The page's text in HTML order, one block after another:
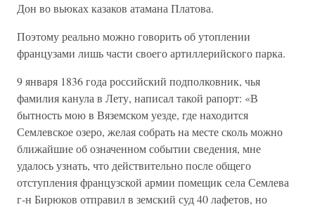
Дон во вьюках казаков атамана Платова.
Поэтому реально можно говорить об утоплении
французами лишь части своего артиллерийского парка.
9 января 1836 года российский подполковник, чья
фамилия канула в Лету, написал такой рапорт: «В
бытность мою в Вяземском уезде, где находится
Семлевское озеро, желая собрать на месте сколь можно
ближайшие об означенном событии сведения, мне
удалось узнать, что действительно после общего
отступления французской армии помещик села Семлева
г-н Бирюков отправил в земский суд 40 лафетов, но